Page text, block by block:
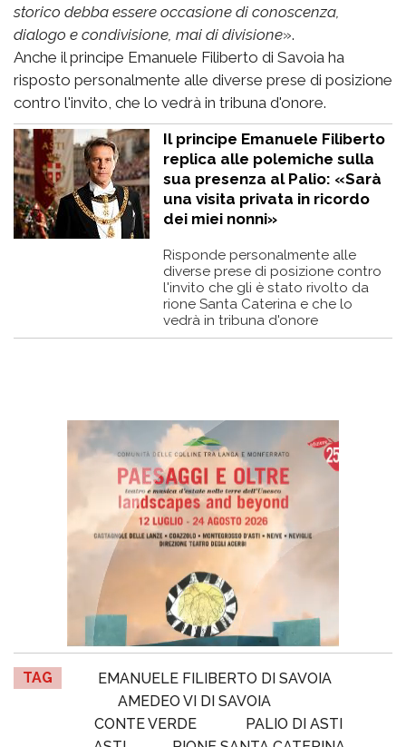
storico debba essere occasione di conoscenza,
dialogo e condivisione, mai di divisione».
Anche il principe Emanuele Filiberto di Savoia ha
risposto personalmente alle diverse prese di posizione
contro l'invito, che lo vedrà in tribuna d'onore.
Il principe Emanuele Filiberto
replica alle polemiche sulla
sua presenza al Palio: «Sarà
una visita privata in ricordo
dei miei nonni»
Risponde personalmente alle
diverse prese di posizione contro
l'invito che gli è stato rivolto da
rione Santa Caterina e che lo
vedrà in tribuna d'onore
TAG
EMANUELE FILIBERTO DI SAVOIA
AMEDEO VI DI SAVOIA
CONTE VERDE
PALIO DI ASTI